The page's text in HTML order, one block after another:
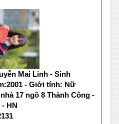
Mai Linh - Sinh
- Giới tính: Nữ
17 ngõ 8 Thành Công -
HN